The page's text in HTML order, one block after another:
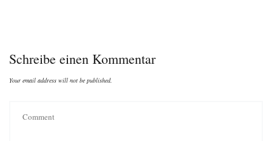
Schreibe einen Kommentar
Your email address will not be published.